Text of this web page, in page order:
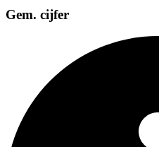
Gem. cijfer